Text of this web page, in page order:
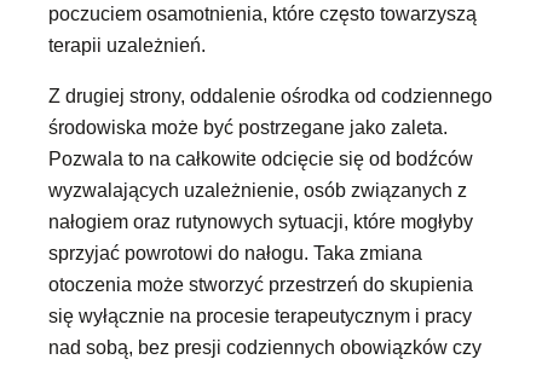
poczuciem osamotnienia, które często towarzyszą
terapii uzależnień.
Z drugiej strony, oddalenie ośrodka od codziennego
środowiska może być postrzegane jako zaleta.
Pozwala to na całkowite odcięcie się od bodźców
wyzwalających uzależnienie, osób związanych z
nałogiem oraz rutynowych sytuacji, które mogłyby
sprzyjać powrotowi do nałogu. Taka zmiana
otoczenia może stworzyć przestrzeń do skupienia
się wyłącznie na procesie terapeutycznym i pracy
nad sobą, bez presji codziennych obowiązków czy